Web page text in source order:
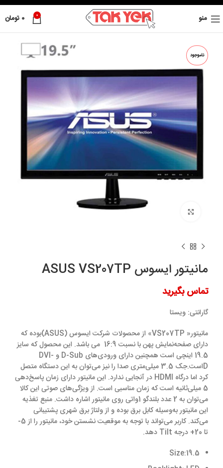
منو 0
0 تومان
ناموجود
مانیتور ایسوس ASUS VS207TP
تماس بگیرید
گارانتی: ویستا
مانیتور« VS207TP» از محصولات شرکت ایسوس (ASUS)بوده که
دارای صفحه‌نمایش پهن با نسبت 16:9 می باشد. این محصول که سایز
19.5 اینچی است همچنین دارای ورودی‌های D-Sub و DVI-
Dاست.جک 3.5 میلی‌متری صدا را نیز می‌توان به این دستگاه متصل
کرد اما درگاه HDMI در آنجایی ندارد. این مانیتور دارای زمان پاسخ‌دهی
5 میلی‌ثانیه است که زمان مناسبی است. از ویژگی‌های صوتی این کالا
می‌توان به 2 عدد بلندگو 1واتی روی مانیتور اشاره داشت. منبع تغذیه
این مانیتور به‌وسیله کابل برق بوده و از ولتاژ برق شهری پشتیبانی
می‌کند. کاربر می‌تواند با توجه به موقعیت نشستن خود، مانیتور را از 5-
تا 20+ درجه Tilt دهد.
Size:19.5